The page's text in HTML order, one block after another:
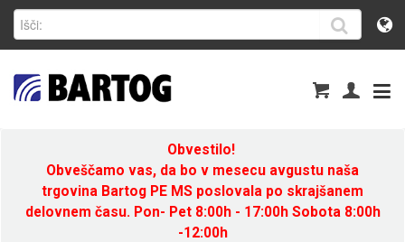
Obvestilo!
Obveščamo vas, da bo v mesecu avgustu naša
trgovina Bartog PE MS poslovala po skrajšanem
delovnem času. Pon- Pet 8:00h - 17:00h Sobota 8:00h
-12:00h